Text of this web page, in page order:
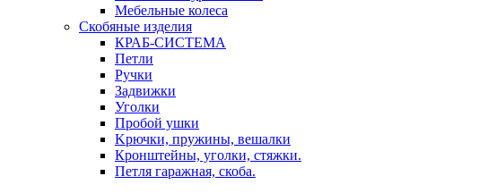
Мебельные колеса
Скобяные изделия
КРАБ-СИСТЕМА
Петли
Ручки
Задвижки
Уголки
Пробой ушки
Kрючки, пружины, вешалки
Кронштейны, уголки, стяжки.
Петля гаражная, скоба.